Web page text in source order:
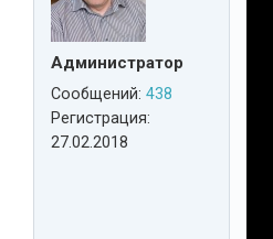
Администратор
Сообщений: 438
Регистрация:
27.02.2018